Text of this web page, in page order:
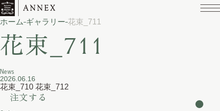
ホーム ギャラリー 花束_711
花束_711
News
2026.06.16
花束_710 花束_712
注文する